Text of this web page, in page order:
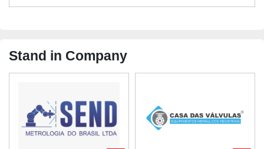
Stand in Company